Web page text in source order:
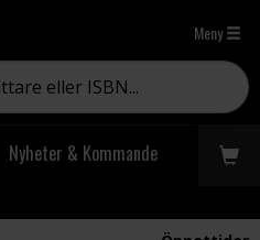
Meny
Nyheter & Kommande